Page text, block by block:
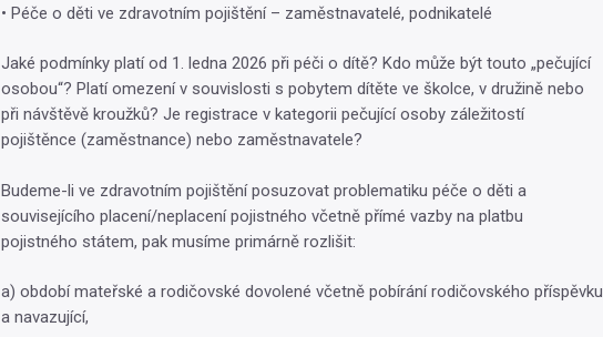
• Péče o děti ve zdravotním pojištění – zaměstnavatelé, podnikatelé
Jaké podmínky platí od 1. ledna 2026 při péči o dítě? Kdo může být touto „pečující
osobou“? Platí omezení v souvislosti s pobytem dítěte ve školce, v družině nebo
při návštěvě kroužků? Je registrace v kategorii pečující osoby záležitostí
pojištěnce (zaměstnance) nebo zaměstnavatele?
Budeme-li ve zdravotním pojištění posuzovat problematiku péče o děti a
souvisejícího placení/neplacení pojistného včetně přímé vazby na platbu
pojistného státem, pak musíme primárně rozlišit:
a) období mateřské a rodičovské dovolené včetně pobírání rodičovského příspěvku
a navazující,